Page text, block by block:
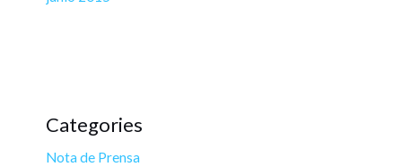
Categories
Nota de Prensa